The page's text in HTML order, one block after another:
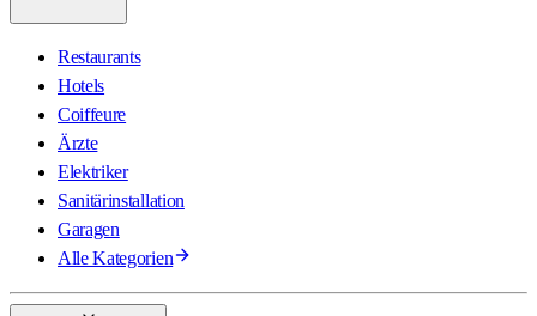
Restaurants
Hotels
Coiffeure
Ärzte
Elektriker
Sanitärinstallation
Garagen
Alle Kategorien